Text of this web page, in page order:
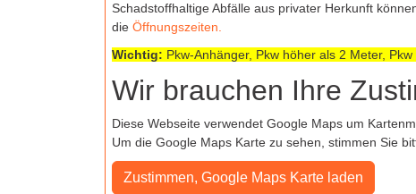
Schadstoffhaltige Abfälle aus privater Herkunft
die Öffnungszeiten.
Wichtig: Pkw-Anhänger, Pkw höher als 2 Meter,
Wir brauchen Ihre
Diese Webseite verwendet Google Maps um
Um die Google Maps Karte zu sehen, stimmen Sie